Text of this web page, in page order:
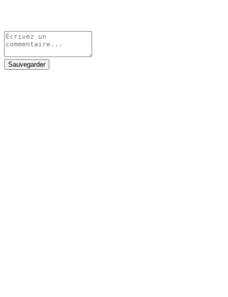
Sauvegarder